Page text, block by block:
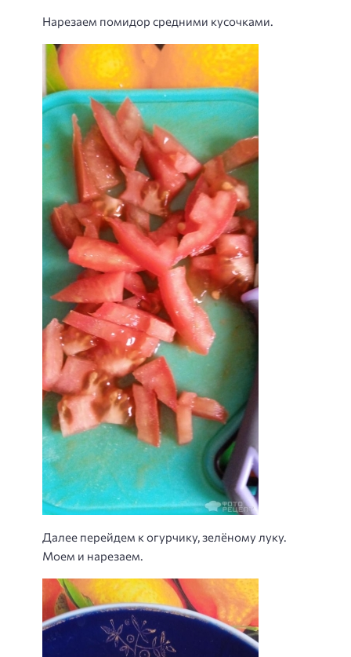
Нарезаем помидор средними кусочками.
Далее перейдем к огурчику, зелёному луку.
Моем и нарезаем.